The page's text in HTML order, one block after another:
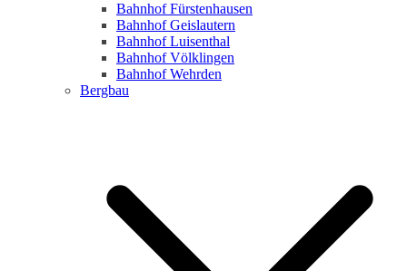
Bahnhof Fürstenhausen
Bahnhof Geislautern
Bahnhof Luisenthal
Bahnhof Völklingen
Bahnhof Wehrden
Bergbau